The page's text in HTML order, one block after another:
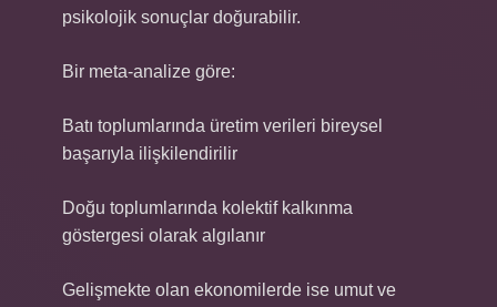
psikolojik sonuçlar doğurabilir.
Bir meta-analize göre:
Batı toplumlarında üretim verileri bireysel
başarıyla ilişkilendirilir
Doğu toplumlarında kolektif kalkınma
göstergesi olarak algılanır
Gelişmekte olan ekonomilerde ise umut ve